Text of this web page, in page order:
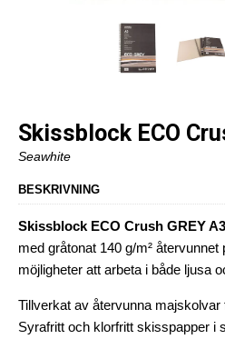
Skissblock ECO
Seawhite
BESKRIVNING
Skissblock ECO Crush GREY A3
med gråtonat 140 g/m²
möjligheter att arbeta i både ljusa
Tillverkat av återvunna
Syrafritt och klorfritt skisspapper i